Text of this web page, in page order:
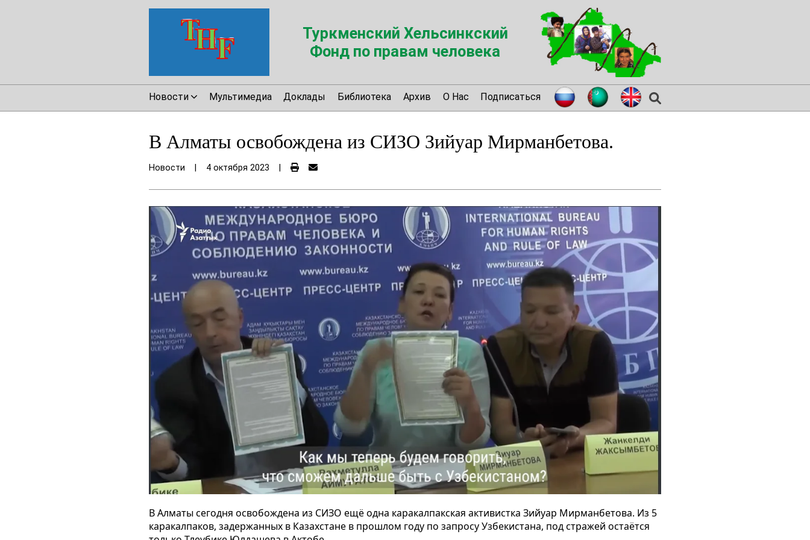
Туркменский Хельсинкский
Фонд по правам человека
Новости Мультимедиа Доклады Библиотека Архив О Нас Подписаться
В Алматы освобождена из СИЗО Зийуар Мирманбетова.
Новости 4 октября 2023
В Алматы сегодня освобождена из СИЗО ещё одна каракалпакская активистка Зийуар Мирманбетова. Из 5
каракалпаков, задержанных в Казахстане в прошлом году по запросу Узбекистана, под стражей остаётся